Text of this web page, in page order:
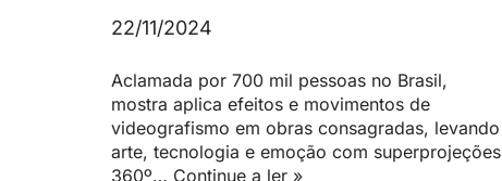
22/11/2024
Aclamada por 700 mil pessoas no Brasil,
mostra aplica efeitos e movimentos de
videografismo em obras consagradas, levando
arte, tecnologia e emoção com superprojeções
360º… Continue a ler »